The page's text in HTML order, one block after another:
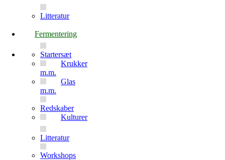
Litteratur
Fermentering
Startersæt
Krukker
m.m.
Glas
m.m.
Redskaber
Kulturer
Litteratur
Workshops